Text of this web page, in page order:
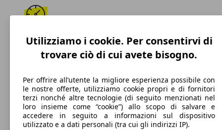
181 km/h
Velocità massima
Diesel
Carburante
Utilizziamo i cookie. Per consentirvi di
trovare ciò di cui avete bisogno.
Per offrire all’utente la migliore esperienza possibile con
le nostre offerte, utilizziamo cookie propri e di fornitori
terzi nonché altre tecnologie (di seguito menzionati nel
loro insieme come “cookie”) allo scopo di salvare e
accedere in seguito a informazioni sul dispositivo
utilizzato e a dati personali (tra cui gli indirizzi IP).